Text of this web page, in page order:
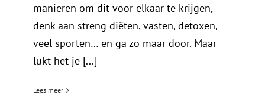
manieren om dit voor elkaar te krijgen,
denk aan streng diëten, vasten, detoxen,
veel sporten… en ga zo maar door. Maar
lukt het je [...]
Lees meer